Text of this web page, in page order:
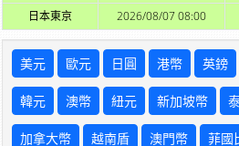
日本東京
2026/08/07 08:00
美元 歐元 日圓 港幣 英鎊
韓元 澳幣 紐元 新加坡幣
加拿大幣 越南盾 澳門幣 菲國